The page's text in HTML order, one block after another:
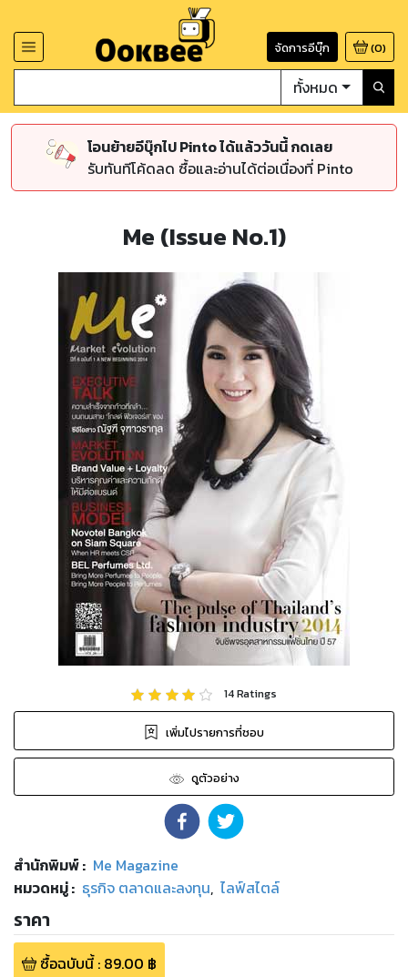
จัดการอีบุ๊ก (0)
ทั้งหมด
โอนย้ายอีบุ๊กไป Pinto ได้แล้ววันนี้ กดเลย
รับทันทีโค้ดลด ซื้อและอ่านได้ต่อเนื่องที่ Pinto
Me (Issue No.1)
14Ratings
เพิ่มไปรายการที่ชอบ
ดูตัวอย่าง
สำนักพิมพ์: Me Magazine
หมวดหมู่: ธุรกิจ ตลาดและลงทุน, ไลฟ์สไตล์
ราคา
ซื้อฉบับนี้: 89.00 ฿